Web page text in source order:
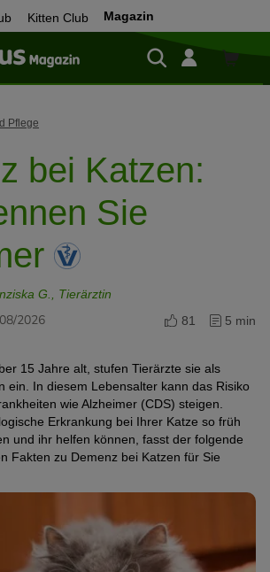
Kitten Club Magazin
Zum
Pflege
bei Katzen:
Sie
G., Tierärztin
2026 81 5 min
15 Jahre alt, stufen Tierärzte sie als
ein. In diesem Lebensalter kann das Risiko
wie Alzheimer (CDS) steigen.
Erkrankung bei Ihrer Katze so früh
und ihr helfen können, fasst der folgende
Fakten zu Demenz bei Katzen für Sie